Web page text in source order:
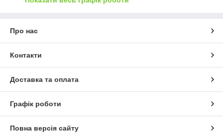
Про нас
Контакти
Доставка та оплата
Графік роботи
Повна версія сайту